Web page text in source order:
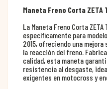
Maneta Freno Corta ZETA
La Maneta Freno Corta
específicamente para
2015, ofreciendo una
la reacción del freno.
calidad, esta maneta
resistencia al desgaste,
exigentes en motocross y